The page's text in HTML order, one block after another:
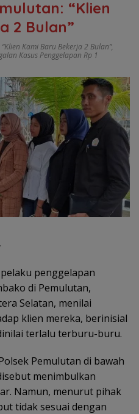
“Klien
2 Bulan”
Kami Baru Bekerja 2 Bulan”,
Kasus Penggelapan Rp 1
penggelapan
di Pemulutan,
Selatan, menilai
klien mereka, berinisial
terlalu terburu-buru.
Pemulutan di bawah
menimbulkan
Namun, menurut pihak
tidak sesuai dengan